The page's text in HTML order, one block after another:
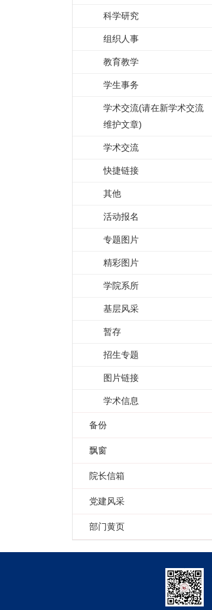
科学研究
组织人事
教育教学
学生事务
学术交流(请在新学术交流
维护文章)
学术交流
快捷链接
其他
活动报名
专题图片
精彩图片
学院系所
基层风采
暂存
招生专题
图片链接
学术信息
备份
飘窗
院长信箱
党建风采
部门黄页